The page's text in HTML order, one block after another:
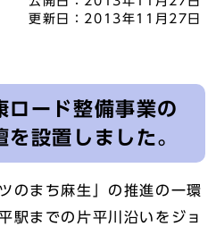
更新日： 2013年11月27日
ロード整備事業の
設置しました。
のまち麻生」の推進の一環
駅までの片平川沿いをジョ